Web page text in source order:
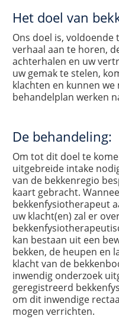
Het doel van
Ons doel is,
verhaal aan te horen,
achterhalen en uw
uw gemak te stelen,
klachten en kunnen
behandelplan werken
De behandeling:
Om tot dit doel te
uitgebreide intake
van de bekkenregio
kaart gebracht.
bekkenfysiotherapeut
uw klacht(en) zal er
kan bestaan uit een
bekken, de heupen en
klacht van de
inwendig onderzoek
geregistreerd
om dit inwendige
mogen verrichten.